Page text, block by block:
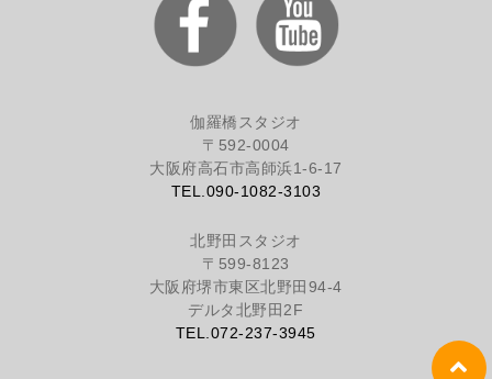
伽羅橋スタジオ
〒592-0004
大阪府高石市高師浜1-6-17
TEL.090-1082-3103
北野田スタジオ
〒599-8123
大阪府堺市東区北野田94-4
デルタ北野田2F
TEL.072-237-3945